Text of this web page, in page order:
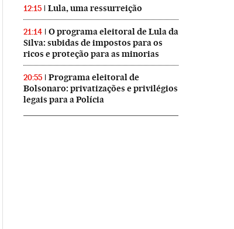
12:15 Lula, uma ressurreição
21:14
O programa eleitoral de Lula da
Silva: subidas de impostos para os
ricos e proteção para as minorias
20:55
Programa eleitoral de
Bolsonaro: privatizações e privilégios
legais para a Polícia